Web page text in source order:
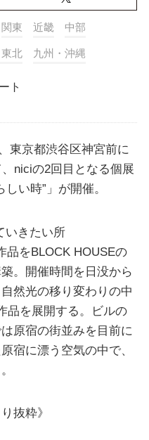
関東 近畿 中部
北 九州・沖縄
ト
東京都渋谷区神宮前に
niciの2回目となる個展
い時”」が開催。
いきたい所
品をBLOCK HOUSEの
。開催時間を日没から
然光の移り変わりの中
品を展開する。ビルの
原宿の街並みを目前に
宿に漂う空気の中で、
抜粋》